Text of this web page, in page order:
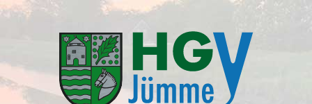
Zum
Inhalt